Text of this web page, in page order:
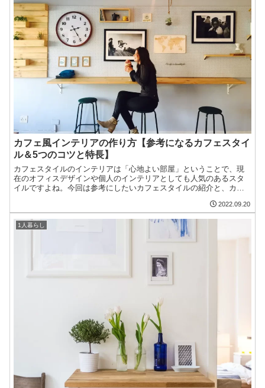
カフェ風インテリアの作り方【参考になるカフェスタイ
ル＆5つのコツと特長】
カフェスタイルのインテリアは「心地よい部屋」ということで、現
在のオフィスデザインや個人のインテリアとしても人気のあるスタ
イルですよね。今回は参考にしたいカフェスタイルの紹介と、カフ
2022.09.20
1人暮らし